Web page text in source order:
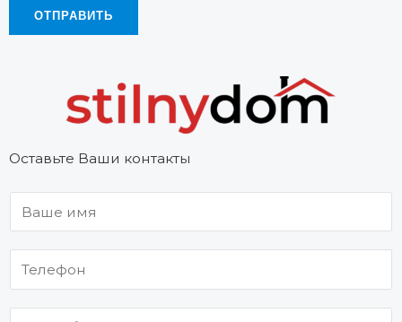
ОТПРАВИТЬ
Оставьте Ваши контакты